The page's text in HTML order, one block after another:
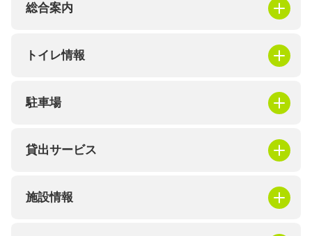
総合案内
トイレ情報
駐車場
貸出サービス
施設情報